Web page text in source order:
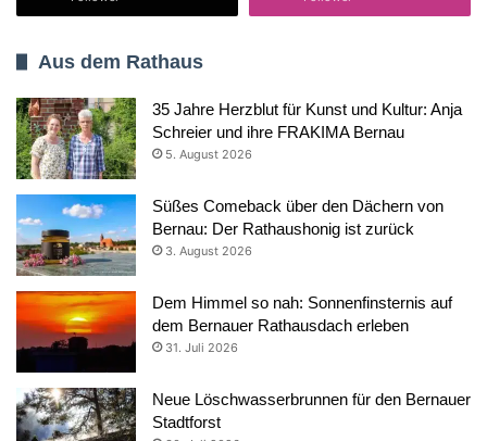
Aus dem Rathaus
35 Jahre Herzblut für Kunst und Kultur: Anja
Schreier und ihre FRAKIMA Bernau
5. August 2026
Süßes Comeback über den Dächern von
Bernau: Der Rathaushonig ist zurück
3. August 2026
Dem Himmel so nah: Sonnenfinsternis auf
dem Bernauer Rathausdach erleben
31. Juli 2026
Neue Löschwasserbrunnen für den Bernauer
Stadtforst